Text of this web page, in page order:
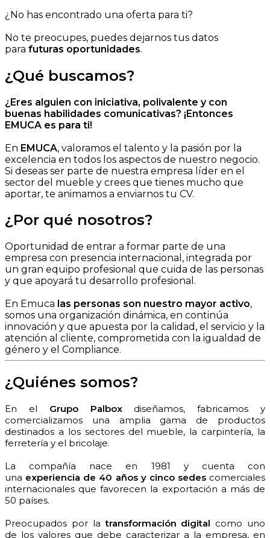
¿No has encontrado una oferta para ti?
No te preocupes, puedes dejarnos tus datos
para futuras oportunidades.
¿Qué buscamos?
¿Eres alguien con iniciativa, polivalente y con
buenas habilidades comunicativas? ¡Entonces
EMUCA es para ti!
En EMUCA, valoramos el talento y la pasión por la
excelencia en todos los aspectos de nuestro negocio.
Si deseas ser parte de nuestra empresa líder en el
sector del mueble y crees que tienes mucho que
aportar, te animamos a enviarnos tu CV.
¿Por qué nosotros?
Oportunidad de entrar a formar parte de una
empresa con presencia internacional, integrada por
un gran equipo profesional que cuida de las personas
y que apoyará tu desarrollo profesional.
En Emuca las personas son nuestro mayor activo,
somos una organización dinámica, en continúa
innovación y que apuesta por la calidad, el servicio y la
atención al cliente, comprometida con la igualdad de
género y el Compliance.
¿Quiénes somos?
En el Grupo Palbox diseñamos, fabricamos y
comercializamos una amplia gama de productos
destinados a los sectores del mueble, la carpintería, la
ferretería y el bricolaje.
La compañía nace en 1981 y cuenta con
una experiencia de 40 años y cinco sedescomerciales
internacionales que favorecen la exportación a más de
50 países.
Preocupados por latransformación digital como uno
de los valores que debe caracterizar a la empresa, en